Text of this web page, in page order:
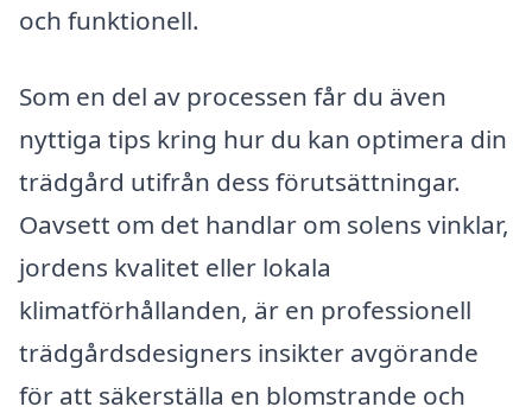
och funktionell.
Som en del av processen får du även
nyttiga tips kring hur du kan optimera din
trädgård utifrån dess förutsättningar.
Oavsett om det handlar om solens vinklar,
jordens kvalitet eller lokala
klimatförhållanden, är en professionell
trädgårdsdesigners insikter avgörande
för att säkerställa en blomstrande och